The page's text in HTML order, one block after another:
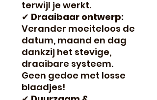
terwijl je werkt.
✔ Draaibaar ontwerp:
Verander moeiteloos de
datum, maand en dag
dankzij het stevige,
draaibare systeem.
Geen gedoe met losse
blaadjes!